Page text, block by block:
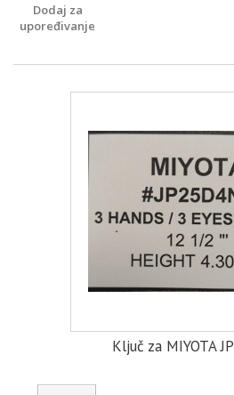
Dodaj za
upoređivanje
Ključ za MIYOTA